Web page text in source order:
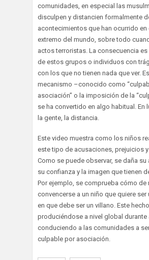
comunidades, en especial las
disculpen y distancien formalmente
acontecimientos que han ocurrido en
extremo del mundo, sobre todo
actos terroristas. La consecuencia
de estos grupos o individuos con
con los que no tienen nada que ver.
mecanismo –conocido como
asociación” o la imposición de la
se ha convertido en algo habitual. En
la gente, la distancia.
Este video muestra como los niños
este tipo de acusaciones, prejuicios
Como se puede observar, se daña su
su confianza y la imagen que tienen
Por ejemplo, se comprueba cómo de
convencerse a un niño que quiere ser
en que debe ser un villano. Este
produciéndose a nivel global durante
conduciendo a las comunidades a
culpable por asociación.